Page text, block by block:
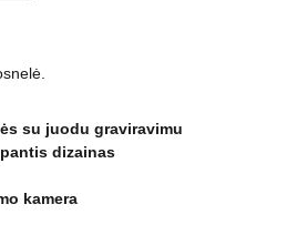
su juodu graviravimu
dizainas
kamera